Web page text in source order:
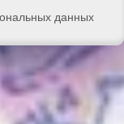
данных